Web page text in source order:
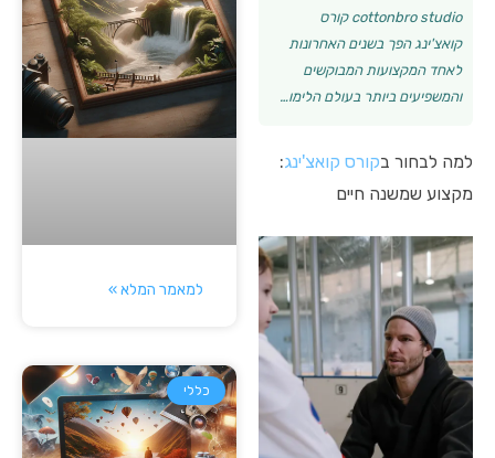
cottonbro studio קורס
קואצ'ינג הפך בשנים האחרונות
לאחד המקצועות המבוקשים
והמשפיעים ביותר בעולם הלימו…
למה לבחור בקורס קואצ'ינג:
מקצוע שמשנה חיים
למאמר המלא »
כללי